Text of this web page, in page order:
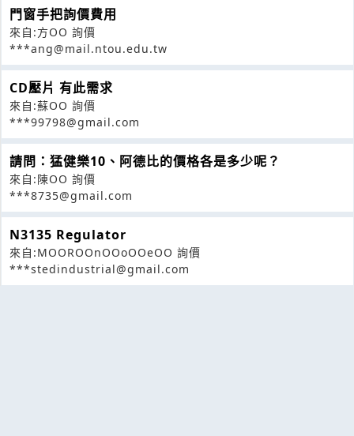
門窗手把詢價費用
來自:方OO 詢價
***ang@mail.ntou.edu.tw
CD壓片 有此需求
來自:蘇OO 詢價
***99798@gmail.com
請問：猛健樂10、阿德比的價格各是多少呢？
來自:陳OO 詢價
***8735@gmail.com
N3135 Regulator
來自:MOOROOnOOoOOeOO 詢價
***stedindustrial@gmail.com